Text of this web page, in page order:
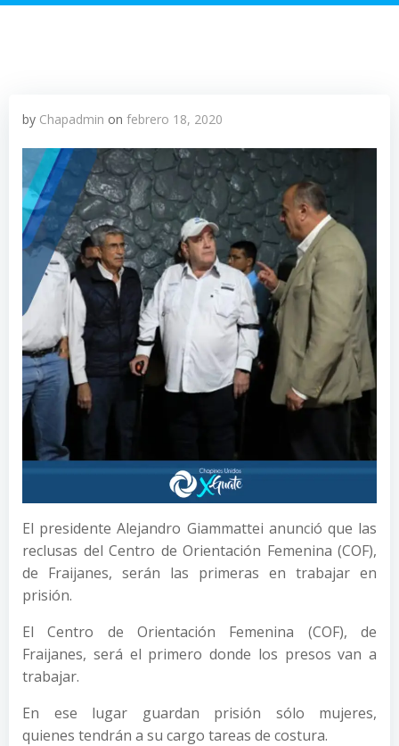
by Chapadmin on febrero 18, 2020
El presidente Alejandro Giammattei anunció que las
reclusas del Centro de Orientación Femenina (COF),
de Fraijanes, serán las primeras en trabajar en
prisión.
El Centro de Orientación Femenina (COF), de
Fraijanes, será el primero donde los presos van a
trabajar.
En ese lugar guardan prisión sólo mujeres,
quienes tendrán a su cargo tareas de costura.